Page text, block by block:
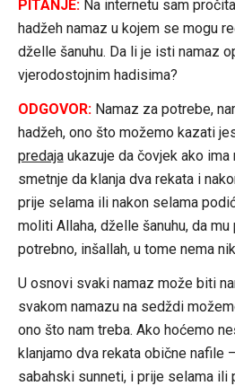
PITANJE:Na internetu sam
hadžeh namaz u kojem se mogu
dželle šanuhu. Da li je isti namaz
vjerodostojnim hadisima?
ODGOVOR: Namaz za potrebe,
hadžeh, ono što možemo kazati
predajaukazuje da čovjek ako ima
smetnje da klanja dva rekata i
prije selama ili nakon selama
moliti Allaha, dželle šanuhu, da
potrebno, inšallah, u tome nema
U osnovi svaki namaz može biti
svakom namazu na sedždi
ono što nam treba. Ako hoćemo
klanjamo dva rekata obične nafile
sabahski sunneti, i prije selama ili